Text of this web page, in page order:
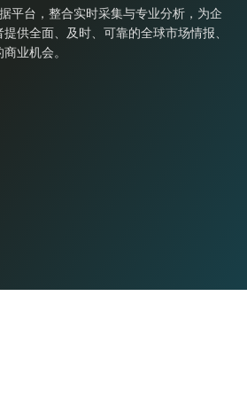
平台，整合实时采集与专业分析，为企
供全面、及时、可靠的全球市场情报、
业机会。